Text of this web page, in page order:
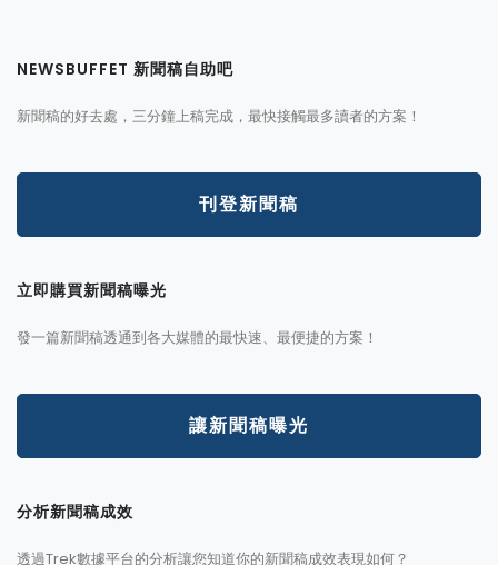
NEWSBUFFET 新聞稿自助吧
新聞稿的好去處，三分鐘上稿完成，最快接觸最多讀者的方案！
刊登新聞稿
立即購買新聞稿曝光
發一篇新聞稿透通到各大媒體的最快速、最便捷的方案！
讓新聞稿曝光
分析新聞稿成效
透過Trek數據平台的分析讓您知道你的新聞稿成效表現如何？